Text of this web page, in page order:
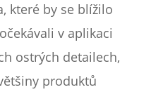
které by se blížilo
v aplikaci
ostrých detailech,
produktů